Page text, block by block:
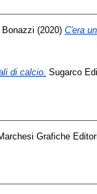
(2020) C'era
di calcio. Sugarco
Grafiche